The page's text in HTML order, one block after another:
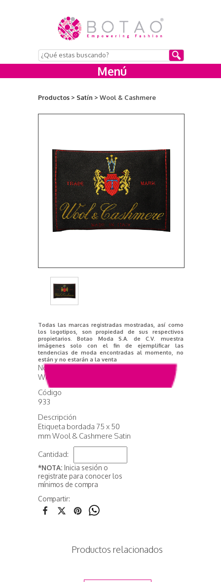
Menú
Productos > Satín > Wool & Cashmere
Todas las marcas registradas mostradas, así como
los logotipos, son propiedad de sus respectivos
propietarios. Botao Moda S.A. de C.V. muestra
imágenes solo con el fin de ejemplificar las
tendencias de moda encontradas al momento, no
están y no estarán a la venta
Nombre del producto
Wool & Cashmere
Código
933
Descripción
Etiqueta bordada 75 x 50
mm Wool & Cashmere Satin
Cantidad:
*NOTA: Inicia sesión o
registrate para conocer los
mínimos de compra
Compartir:
Productos relacionados